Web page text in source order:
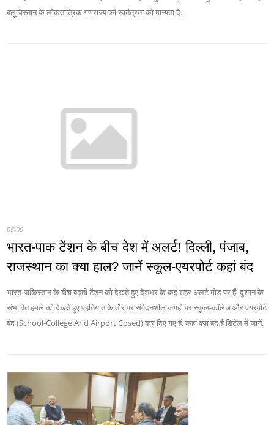
बलूचिस्तान के लोकतांत्रिक गणराज्य की स्वतंत्रता को मान्यता दे.
05-09
भारत-पाक टेंशन के बीच देश में अलर्ट! दिल्ली, पंजाब,
राजस्थान का क्या हाल? जानें स्कूल-एयरपोर्ट कहां बंद
भारत-पाकिस्तान के बीच बढ़ती टेंशन को देखते हुए देशभर के कई शहर अलर्ट मोड पर हैं. दुश्मन के
संभावित हमले को देखते हुए एहतियात के तौर पर संवेदनशील जगहों पर स्कूल-कॉलेज और एयरपोर्ट
बंद (School-College And Airport Cosed) कर दिए गए हैं. कहां क्या बंद है डिटेल में जानें.